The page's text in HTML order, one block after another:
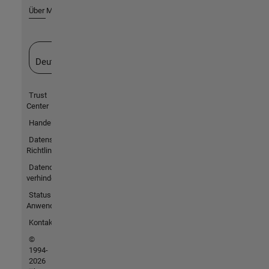
Über MathWorks
Deutschland
Trust
Center
Handelsmarken
Datenschutz-
Richtlinien
Datendiebstahl
verhindern
Status von
Anwendungen
Kontakt
©
1994-
2026